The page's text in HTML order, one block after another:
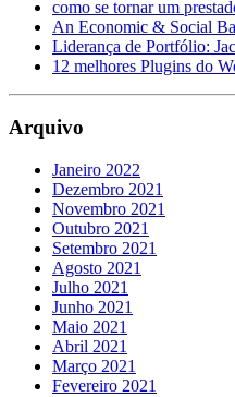
como se tornar um
An Economic & Social
Liderança de Portfólio:
12 melhores Plugins do
Arquivo
Janeiro 2022
Dezembro 2021
Novembro 2021
Outubro 2021
Setembro 2021
Agosto 2021
Julho 2021
Junho 2021
Maio 2021
Abril 2021
Março 2021
Fevereiro 2021